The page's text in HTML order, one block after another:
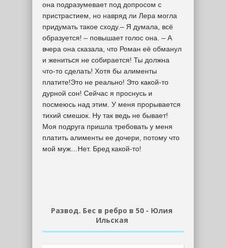
она подразумевает под допросом с
пристрастием, но навряд ли Лера могла
придумать такое сходу.– Я думала, всё
образуется! – повышает голос она. – А
вчера она сказала, что Роман её обманул
и жениться не собирается! Ты должна
что-то сделать! Хотя бы алименты
платите!Это не реально! Это какой-то
дурной сон! Сейчас я проснусь и
посмеюсь над этим. У меня прорывается
тихий смешок. Ну так ведь не бывает!
Моя подруга пришла требовать у меня
платить алименты ее дочери, потому что
мой муж…Нет. Бред какой-то!
Развод. Бес в ребро в 50 - Юлия
Ильская